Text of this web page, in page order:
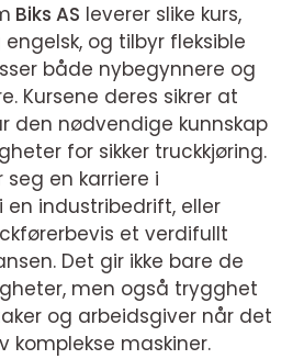
Biks AS leverer slike kurs,
og tilbyr fleksible
både nybegynnere og
Kursene deres sikrer at
den nødvendige kunnskap
for sikker truckkjøring.
en karriere i
en industribedrift, eller
et verdifullt
Det gir ikke bare de
men også trygghet
og arbeidsgiver når det
komplekse maskiner.